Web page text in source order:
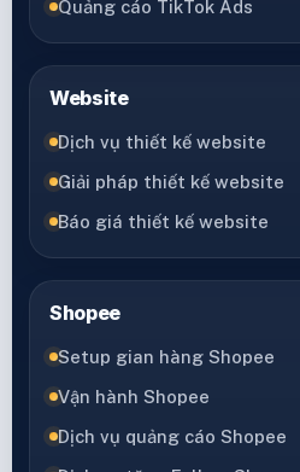
Quảng cáo TikTok Ads
Website
Dịch vụ thiết kế website
Giải pháp thiết kế website
Báo giá thiết kế website
Shopee
Setup gian hàng Shopee
Vận hành Shopee
Dịch vụ quảng cáo Shopee